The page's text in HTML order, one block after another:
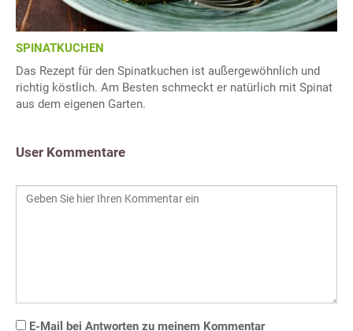
SPINATKUCHEN
Das Rezept für den Spinatkuchen ist außergewöhnlich und
richtig köstlich. Am Besten schmeckt er natürlich mit Spinat
aus dem eigenen Garten.
User Kommentare
E-Mail bei Antworten zu meinem Kommentar